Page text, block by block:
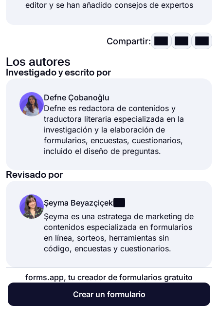
editor y se han añadido consejos de expertos
Compartir:
Los autores
Investigado y escrito por
Defne Çobanoğlu
Defne es redactora de contenidos y
traductora literaria especializada en la
investigación y la elaboración de
formularios, encuestas, cuestionarios,
incluido el diseño de preguntas.
Revisado por
Şeyma Beyazçiçek
Şeyma es una estratega de marketing de
contenidos especializada en formularios
en línea, sorteos, herramientas sin
código, encuestas y cuestionarios.
forms.app, tu creador de formularios gratuito
Crear un formulario